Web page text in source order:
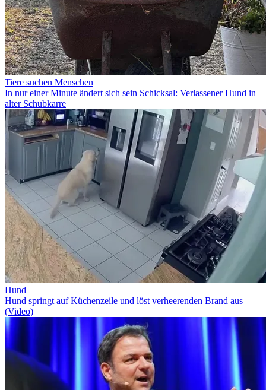
Tiere suchen Menschen
In nur einer Minute ändert sich sein Schicksal: Verlassener Hund in
alter Schubkarre
Hund
Hund springt auf Küchenzeile und löst verheerenden Brand aus
(Video)